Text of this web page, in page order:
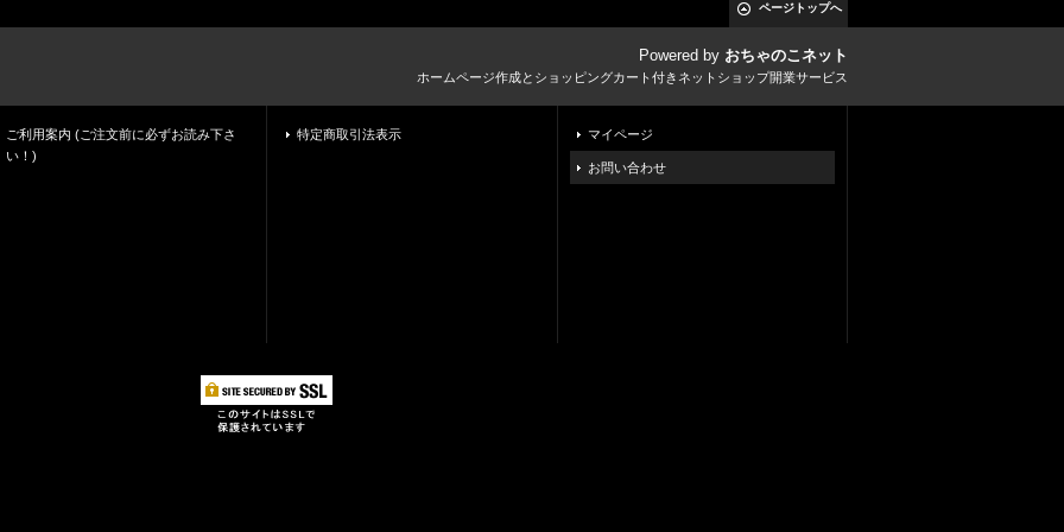
ページトップへ
Powered by おちゃのこネット
ホームページ作成とショッピングカート付きネットショップ開業サービス
ご利用案内 (ご注文前に必ずお読み下さ
い！)
特定商取引法表示 マイページ
お問い合わせ